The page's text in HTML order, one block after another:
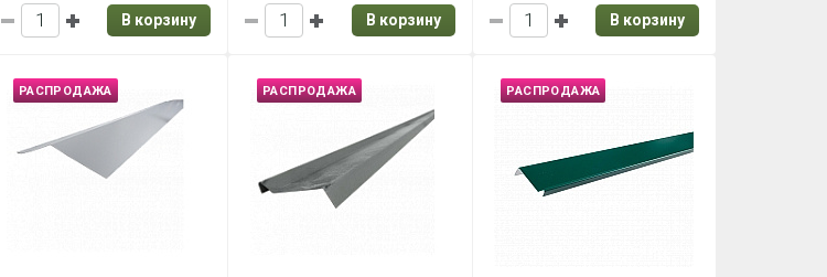
В корзину В корзину В корзину
РАСПРОДАЖА РАСПРОДАЖА РАСПРОДАЖА